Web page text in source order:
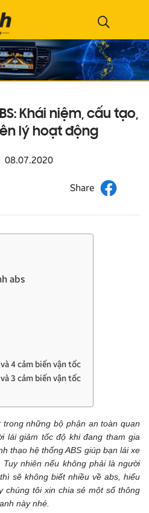
Khái niệm, cấu tạo,
lý hoạt động
08.07.2020
abs
4 cảm biến vận tốc
3 cảm biến vận tốc
trong những bộ phận an toàn quan
lái giảm tốc độ khi đang tham gia
thạo hệ thống ABS giúp bạn lái xe
nhiên nếu không phải là người
sẽ không biết nhiều về abs, hiểu
chúng tôi xin chia sẻ một số thông
này nhé.